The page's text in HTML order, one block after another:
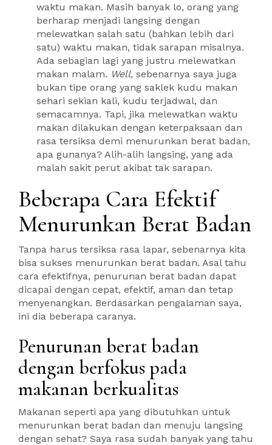
waktu makan. Masih banyak lo, orang yang
berharap menjadi langsing dengan
melewatkan salah satu (bahkan lebih dari
satu) waktu makan, tidak sarapan misalnya.
Ada sebagian lagi yang justru melewatkan
makan malam. Well, sebenarnya saya juga
bukan tipe orang yang saklek kudu makan
sehari sekian kali, kudu terjadwal, dan
semacamnya. Tapi, jika melewatkan waktu
makan dilakukan dengan keterpaksaan dan
rasa tersiksa demi menurunkan berat badan,
apa gunanya? Alih-alih langsing, yang ada
malah sakit perut akibat tak sarapan.
Beberapa Cara Efektif
Menurunkan Berat Badan
Tanpa harus tersiksa rasa lapar, sebenarnya kita
bisa sukses menurunkan berat badan. Asal tahu
cara efektifnya, penurunan berat badan dapat
dicapai dengan cepat, efektif, aman dan tetap
menyenangkan. Berdasarkan pengalaman saya,
ini dia beberapa caranya.
Penurunan berat badan
dengan berfokus pada
makanan berkualitas
Makanan seperti apa yang dibutuhkan untuk
menurunkan berat badan dan menuju langsing
dengan sehat? Saya rasa sudah banyak yang tahu